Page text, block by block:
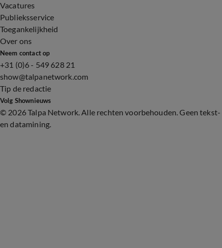
Vacatures
Publieksservice
Toegankelijkheid
Over ons
Neem contact op
+31 (0)6 - 549 628 21
show@talpanetwork.com
Tip de redactie
Volg Shownieuws
© 2026 Talpa Network. Alle rechten voorbehouden. Geen tekst-
en datamining.